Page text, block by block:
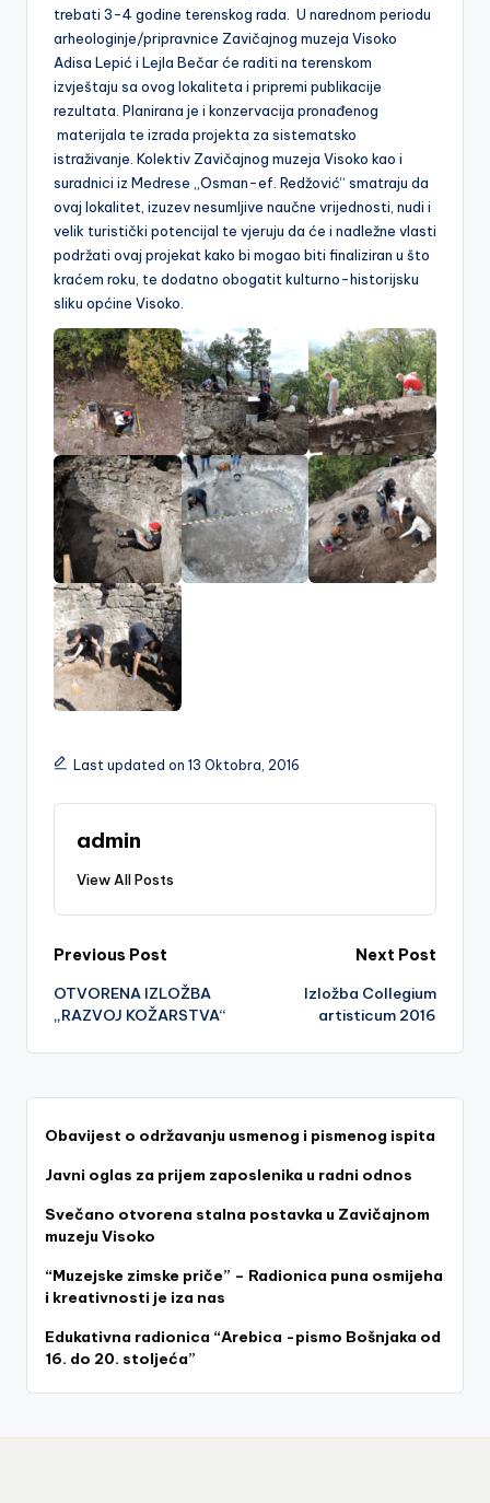
trebati 3-4 godine terenskog rada. U narednom periodu
arheologinje/pripravnice Zavičajnog muzeja Visoko
Adisa Lepić i Lejla Bečar će raditi na terenskom
izvještaju sa ovog lokaliteta i pripremi publikacije
rezultata. Planirana je i konzervacija pronađenog
materijala te izrada projekta za sistematsko
istraživanje. Kolektiv Zavičajnog muzeja Visoko kao i
suradnici iz Medrese „Osman-ef. Redžović“ smatraju da
ovaj lokalitet, izuzev nesumljive naučne vrijednosti, nudi i
velik turistički potencijal te vjeruju da će i nadležne vlasti
podržati ovaj projekat kako bi mogao biti finaliziran u što
kraćem roku, te dodatno obogatit kulturno-historijsku
sliku općine Visoko.
Last updated on 13 Oktobra, 2016
admin
View All Posts
Post
navigation
Previous Post
OTVORENA IZLOŽBA
„RAZVOJ KOŽARSTVA“
Next Post
Izložba Collegium
artisticum 2016
Obavijest o održavanju usmenog i pismenog ispita
Javni oglas za prijem zaposlenika u radni odnos
Svečano otvorena stalna postavka u Zavičajnom
muzeju Visoko
“Muzejske zimske priče” – Radionica puna osmijeha
i kreativnosti je iza nas
Edukativna radionica “Arebica -pismo Bošnjaka od
16. do 20. stoljeća”